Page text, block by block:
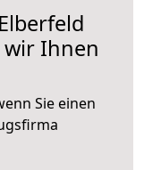
wir Ihnen
Sie einen